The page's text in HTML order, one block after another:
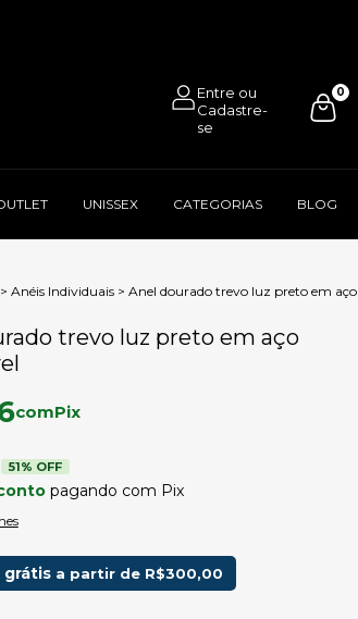
0
UNISSEX CATEGORIAS BLOG
> Anéis Individuais > Anel dourado trevo luz preto em aço
trevo luz preto em aço
51% OFF
comPix
pagando com Pix
grátis a partir de R$300,00